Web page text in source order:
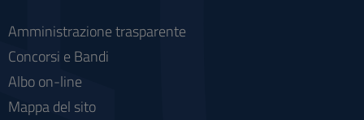
Amministrazione trasparente
Concorsi e Bandi
Albo on-line
Mappa del sito